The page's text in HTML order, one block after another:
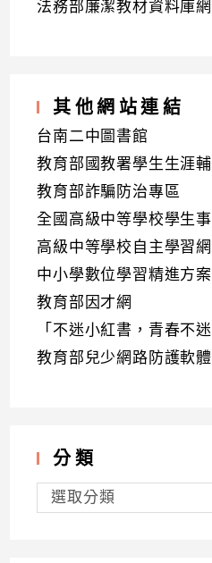
法務部廉潔教材資料庫
其他網站連結
台南二中圖書館
教育部國教署學生生涯
教育部詐騙防治專區
全國高級中等學校學生
高級中等學校自主學習網
中小學數位學習精進方
教育部因才網
「不迷小紅書，青春不
教育部兒少網路防護軟
分類
分
類選取分類